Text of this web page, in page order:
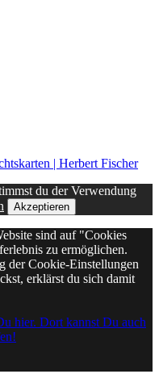
| Herbert Fischer
du der Verwendung
Akzeptieren
sind auf "Cookies
zu ermöglichen.
der Cookie-Einstellungen
erklärst du sich damit
hier. Dort kannst Du auch